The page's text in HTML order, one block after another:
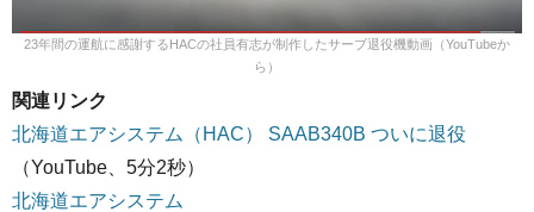
23年間の運航に感謝するHACの社員有志が制作したサーブ退役機動画（YouTubeか
ら）
関連リンク
北海道エアシステム（HAC） SAAB340B ついに退役
（YouTube、5分2秒）
北海道エアシステム